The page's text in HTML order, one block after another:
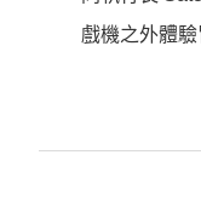
戲機之外體